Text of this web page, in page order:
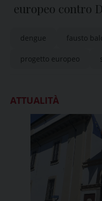
europeo contro
dengue fausto
progetto europeo
ATTUALITÀ